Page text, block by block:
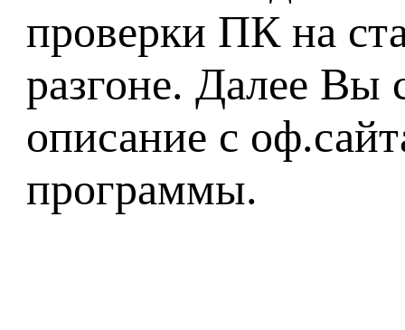
проверки ПК на
разгоне. Далее Вы
описание с
программы.